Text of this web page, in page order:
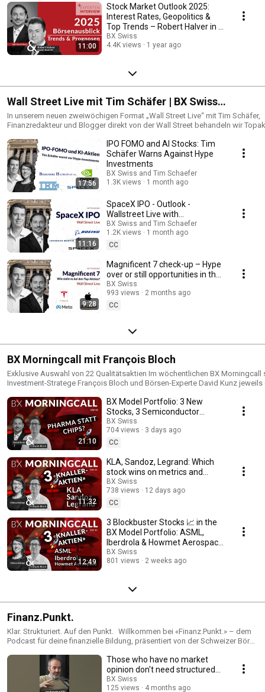
11:00
Stock Market Outlook 2025:
Interest Rates, Geopolitics &
Top Trends – Robert Halver in a
Major An...
BX Swiss
4.4K views
1 year ago
Wall Street Live mit Tim Schäfer | BX Swiss
@TimSchaeferMedia
In unserem neuen zweiwöchigen Format „Wall Street Live“ mit Tim Schäfer,
Finanzredakteur und Blogger direkt von der Wall Street behandeln wir
Aktuelle Kurse auf unserer Homepage: https://www.bxswiss.com/
► Rechtliche Hinweise und Angaben zu möglichen Interessenkonflikten:
https://www.bxswiss.com/disclaimer
17:56
IPO FOMO and AI Stocks: Tim
Schäfer Warns Against Hype
Investments
BX Swiss and Tim Schaefer
1.3K views
1 month ago
11:16
SpaceX IPO - Outlook -
Wallstreet Live with
@TimSchaeferMedia
BX Swiss and Tim Schaefer
1.2K views
1 month ago
CC
9:28
Magnificent 7 check-up – Hype
over or still opportunities in the
market? with
@TimSchaeferMedia
BX Swiss
993 views
2 months ago
CC
BX Morningcall mit François Bloch
Exklusive Auswahl von 22 Qualitätsaktien Im wöchentlichen BX Morningcall
Investment-Stratege François Bloch und Börsen-Experte David Kunz jeweils
einmal pro Monat ein Rebalancing vor. Das das BX Musterportfolio besteht aus
insgesamt 22 gleichgewichteten Aktientiteln. Weitere Informationen zum BX
Musterportfolio 👉🏽 https://bxplus.ch/bx-musterportfolio/ ► Folgt uns auch bei
Instagram: / bxswiss ► Aktuelle Kurse auf unserer Homepage:
https://www.bxswiss.com/
► Rechtliche Hinweise und Angaben zu möglichen Interessenkonflikten:
https://www.bxswiss.com/disclaimer
21:10
BX Model Portfolio: 3 New
Stocks, 3 Semiconductor
Stocks Out
BX Swiss
704 views
3 days ago
CC
11:32
KLA, Sandoz, Legrand: Which
stock wins on metrics and
valuation?
BX Swiss
738 views
12 days ago
CC
12:49
3 Blockbuster Stocks 📈 in the
BX Model Portfolio: ASML,
Iberdrola & Howmet Aerospace
with Françoi...
BX Swiss
801 views
2 weeks ago
Finanz.Punkt.
Klar. Strukturiert. Auf den Punkt. Willkommen bei «Finanz.Punkt.» – dem
Podcast für deine finanzielle Bildung, präsentiert von der Schweizer Börse
Beitrag zur Verbesserung der finanziellen Allgemeinbildung leisten. Dafür
sprechen wir mit Expertinnen und Experten aus der Finanzbranche und
beleuchten Themen, die dich als Anlegerin oder Anleger wirklich
weiterbringen. In verschiedenen Serien widmen wir uns jeweils einem
Those who have no market
opinion don't need structured
products.
BX Swiss
125 views
4 months ago